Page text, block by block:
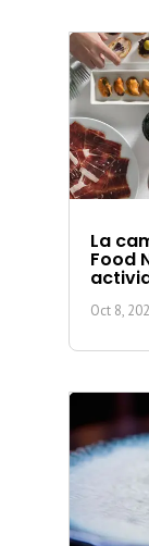
La
Food
Oct 8,